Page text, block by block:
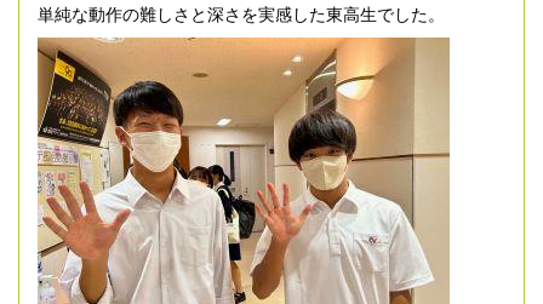
単純な動作の難しさと深さを実感した東高生でした。